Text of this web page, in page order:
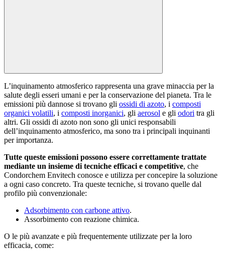
L’inquinamento atmosferico rappresenta una grave minaccia per la
salute degli esseri umani e per la conservazione del pianeta. Tra le
emissioni più dannose si trovano gli ossidi di azoto, i composti
organici volatili, i composti inorganici, gli aerosol e gli odori tra gli
altri. Gli ossidi di azoto non sono gli unici responsabili
dell’inquinamento atmosferico, ma sono tra i principali inquinanti
per importanza.
Tutte queste emissioni possono essere correttamente trattate
mediante un insieme di tecniche efficaci e competitive, che
Condorchem Envitech conosce e utilizza per concepire la soluzione
a ogni caso concreto. Tra queste tecniche, si trovano quelle dal
profilo più convenzionale:
Adsorbimento con carbone attivo.
Assorbimento con reazione chimica.
O le più avanzate e più frequentemente utilizzate per la loro
efficacia, come: